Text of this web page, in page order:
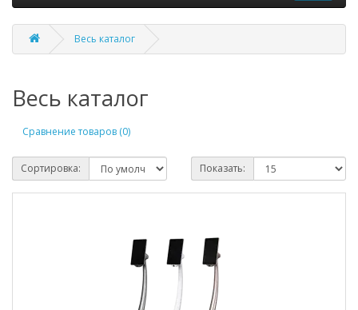
Весь каталог
Весь каталог
Сравнение товаров (0)
Сортировка: Показать: